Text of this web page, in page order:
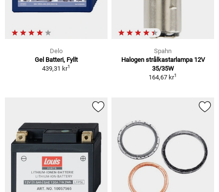
Delo
Gel Batteri, Fyllt
439,31 kr1
Spahn
Halogen strålkastarlampa 12V
35/35W
164,67 kr1